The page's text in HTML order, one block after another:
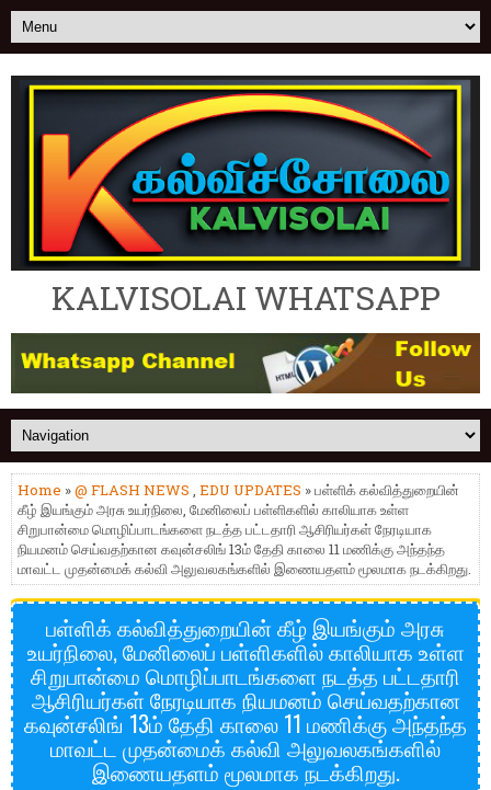
KALVISOLAI WHATSAPP
Home »@ FLASH NEWS , EDU UPDATES » பள்ளிக் கல்வித்துறையின்
கீழ் இயங்கும் அரசு உயர்நிலை, மேனிலைப் பள்ளிகளில் காலியாக உள்ள
சிறுபான்மை மொழிப்பாடங்களை நடத்த பட்டதாரி ஆசிரியர்கள் நேரடியாக
நியமனம் செய்வதற்கான கவுன்சலிங் 13ம் தேதி காலை 11 மணிக்கு அந்தந்த
மாவட்ட முதன்மைக் கல்வி அலுவலகங்களில் இணையதளம் மூலமாக நடக்கிறது.
பள்ளிக் கல்வித்துறையின் கீழ் இயங்கும் அரசு
உயர்நிலை, மேனிலைப் பள்ளிகளில் காலியாக உள்ள
சிறுபான்மை மொழிப்பாடங்களை நடத்த பட்டதாரி
ஆசிரியர்கள் நேரடியாக நியமனம் செய்வதற்கான
கவுன்சலிங் 13ம் தேதி காலை 11 மணிக்கு அந்தந்த
மாவட்ட முதன்மைக் கல்வி அலுவலகங்களில்
இணையதளம் மூலமாக நடக்கிறது.